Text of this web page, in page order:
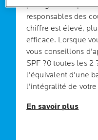
protéger votre peau
responsables des
chiffre est élevé,
efficace. Lorsque
vous conseillons
SPF ?0 toutes les 2
l'équivalent d'une
l'intégralité de votre
En savoir plus